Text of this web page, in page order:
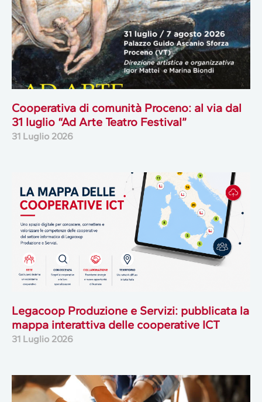
Cooperativa di comunità Proceno: al via dal
31 luglio “Ad Arte Teatro Festival”
31 Luglio 2026
Legacoop Produzione e Servizi: pubblicata la
mappa interattiva delle cooperative ICT
31 Luglio 2026